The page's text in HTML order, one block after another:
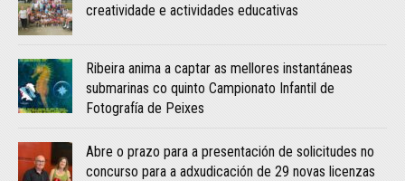
creatividade e actividades educativas
Ribeira anima a captar as mellores instantáneas
submarinas co quinto Campionato Infantil de
Fotografía de Peixes
Abre o prazo para a presentación de solicitudes no
concurso para a adxudicación de 29 novas licenzas